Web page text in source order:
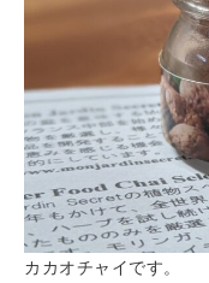
カカオチャイです。